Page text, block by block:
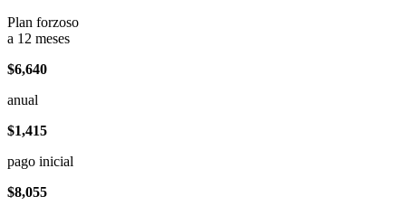
Plan forzoso
a 12 meses
$6,640
anual
$1,415
pago inicial
$8,055